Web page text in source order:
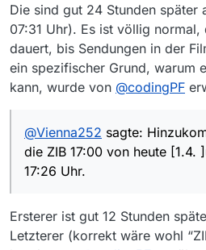
Scheint tatsächlich
man keine einzige –
konkrete Sendung
Ich kenne mich beim
fehlt denn da jetzt
Interessant finde ich,
von heute so “schnell”
Die sind gut 24 Stunden später
07:31 Uhr). Es ist völlig normal,
dauert, bis Sendungen in der
ein spezifischer Grund, warum
kann, wurde von @codingPF
@Vienna252 sagte:
die ZIB 17:00 von heute [1.4.
17:26 Uhr.
Ersterer ist gut 12 Stunden
Letzterer (korrekt wäre wohl